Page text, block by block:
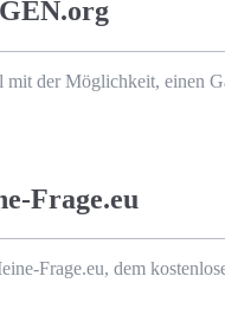
der Möglichkeit, einen
Frage.eu
Frage.eu, dem